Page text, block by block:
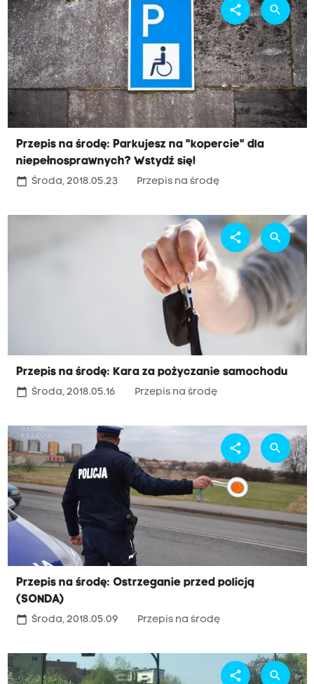
Przepis na środę: Parkujesz na "kopercie" dla
niepełnosprawnych? Wstydź się!
calendar_today Środa, 2018.05.23 Przepis na środę
share search
Przepis na środę: Kara za pożyczanie samochodu
calendar_today Środa, 2018.05.16 Przepis na środę
share search
Przepis na środę: Ostrzeganie przed policją
(SONDA)
calendar_today Środa, 2018.05.09 Przepis na środę
share search
share search